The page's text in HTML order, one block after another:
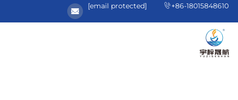
[email protected] +86-18015848610